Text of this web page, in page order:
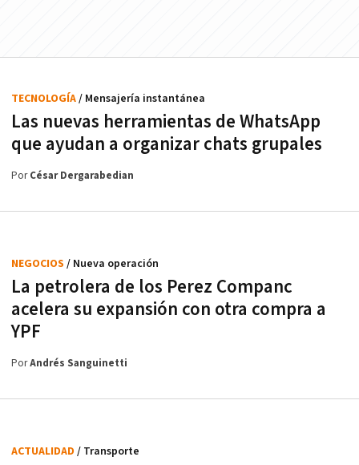
Las nuevas herramientas de WhatsApp
que ayudan a organizar chats grupales
TECNOLOGÍA/ Mensajería instantánea
PorCésar Dergarabedian
La petrolera de los Perez Companc
acelera su expansión con otra compra a
YPF
NEGOCIOS / Nueva operación
PorAndrés Sanguinetti
ACTUALIDAD / Transporte